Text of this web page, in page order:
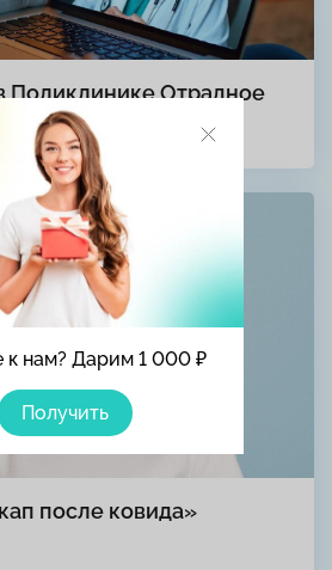
к нам? Дарим 1 000 ₽
Получить
Поликлинике Отрадное
после ковида»